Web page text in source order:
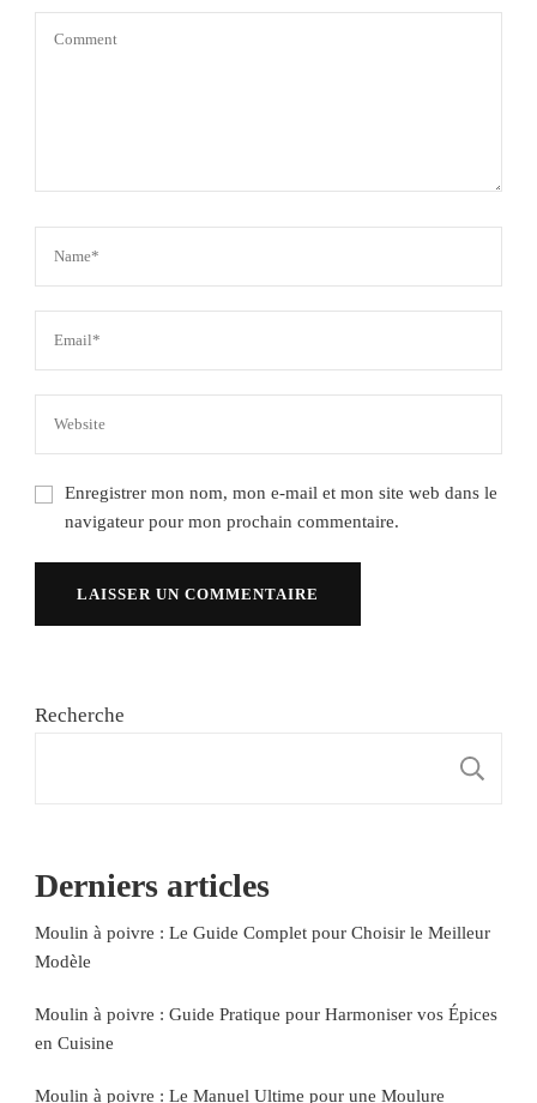
Enregistrer mon nom, mon e-mail et mon site web dans le
navigateur pour mon prochain commentaire.
Recherche
Derniers articles
Moulin à poivre : Le Guide Complet pour Choisir le Meilleur
Modèle
Moulin à poivre : Guide Pratique pour Harmoniser vos Épices
en Cuisine
Moulin à poivre : Le Manuel Ultime pour une Moulure